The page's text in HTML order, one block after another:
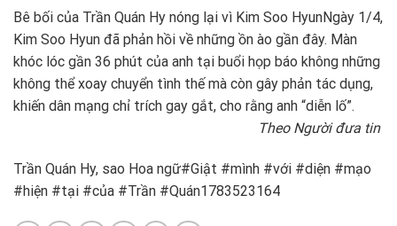
Bê bối của Trần Quán Hy nóng lại vì Kim Soo HyunNgày 1/4,
Kim Soo Hyun đã phản hồi về những ồn ào gần đây. Màn
khóc lóc gần 36 phút của anh tại buổi họp báo không những
không thể xoay chuyển tình thế mà còn gây phản tác dụng,
khiến dân mạng chỉ trích gay gắt, cho rằng anh “diễn lố”.
Theo Người đưa tin
Trần Quán Hy, sao Hoa ngữ#Giật #mình #với #diện #mạo
#hiện #tại #của #Trần #Quán1783523164